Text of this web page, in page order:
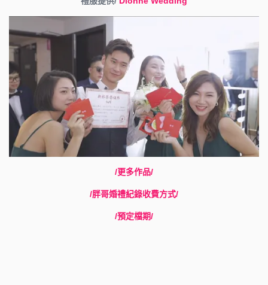
/更多作品/
/胖哥婚禮紀錄收費方式/
/預定檔期/